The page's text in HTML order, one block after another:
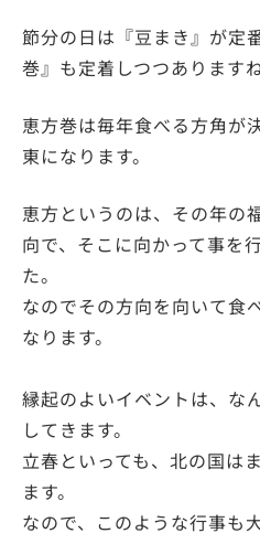
節分の日は『豆まき』が定
巻』も定着しつつありますね
恵方巻は毎年食べる方角が
東になります。
恵方というのは、その年の
向で、そこに向かって事を
た。
なのでその方向を向いて食
なります。
縁起のよいイベントは、な
してきます。
立春といっても、北の国は
ます。
なので、このような行事も